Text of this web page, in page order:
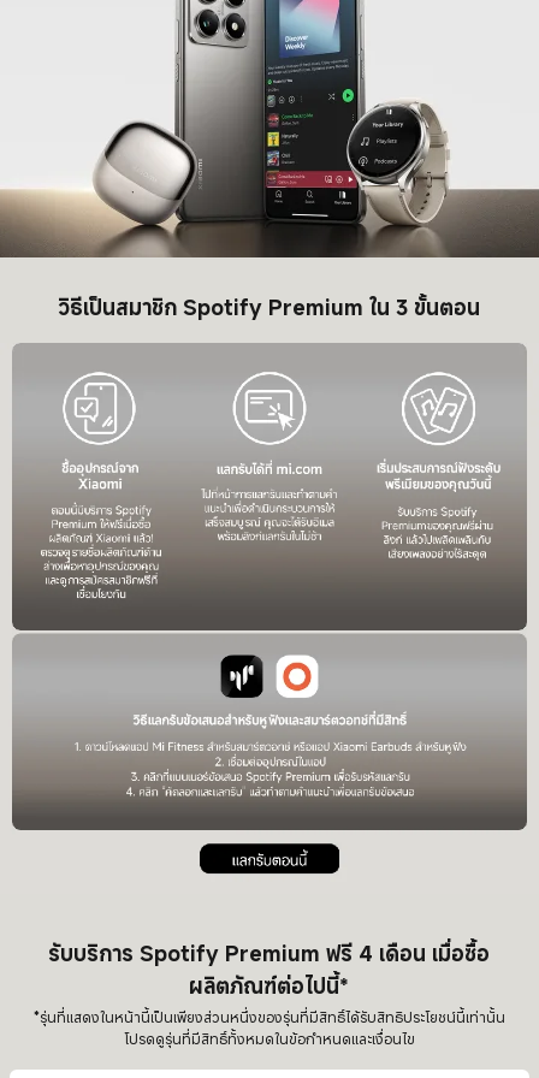
วิธีเป็นสมาชิก Spotify Premium ใน 3 ขั้นตอน
รับบริการ Spotify Premium ฟรี 4 เดือน เมื่อซื้อ
ผลิตภัณฑ์ต่อไปนี้*
*รุ่นที่แสดงในหน้านี้เป็นเพียงส่วนหนึ่งของรุ่นที่มีสิทธิ์ได้รับสิทธิประโยชน์นี้เท่านั้น
โปรดดูรุ่นที่มีสิทธิ์ทั้งหมดในข้อกำหนดและเงื่อนไข